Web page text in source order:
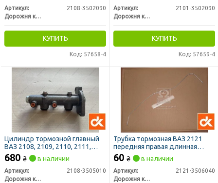
Артикул:
2108-3502090
Дорожня карта
КУПИТЬ
Код: 57658-4
Артикул:
2101-3502090
Дорожня карта
КУПИТЬ
Код: 57659-4
Цилиндр тормозной главный
ВАЗ 2108, 2109, 2110, 2111,
2112, 2115 упак. (ДК)
680 ₴ в наличии
Артикул:
2108-3505010
Дорожня карта
Трубка тормозная ВАЗ 2121
передняя правая длинная
<ДК>
60 ₴ в наличии
Артикул:
2121-3506040
Дорожня карта